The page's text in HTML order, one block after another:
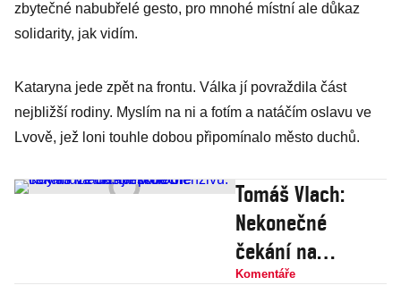
zbytečné nabubřelé gesto, pro mnohé místní ale důkaz
solidarity, jak vidím.
Kataryna jede zpět na frontu. Válka jí povraždila část
nejbližší rodiny. Myslím na ni a fotím a natáčím oslavu ve
Lvově, jež loni touhle dobou připomínalo město duchů.
Tomáš Vlach:
Nekonečné
čekání na
ukrajinskou
Komentáře